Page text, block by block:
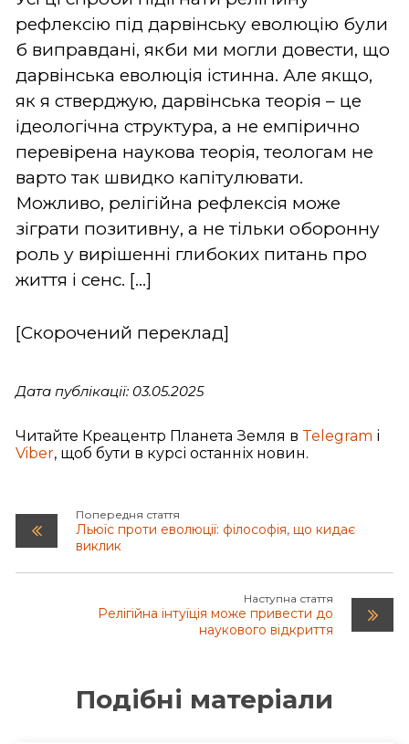
рефлексію під дарвінську еволюцію були
б виправдані, якби ми могли довести, що
дарвінська еволюція істинна. Але якщо,
як я стверджую, дарвінська теорія – це
ідеологічна структура, а не емпірично
перевірена наукова теорія, теологам не
варто так швидко капітулювати.
Можливо, релігійна рефлексія може
зіграти позитивну, а не тільки оборонну
роль у вирішенні глибоких питань про
життя і сенс. [...]
[Скорочений переклад]
Дата публікації: 03.05.2025
Читайте Креацентр Планета Земля в Telegram і
Viber, щоб бути в курсі останніх новин.
Попередня стаття
Льюїс проти еволюції: філософія, що кидає
виклик
Наступна стаття
Релігійна інтуїція може привести до
наукового відкриття
Подібні матеріали